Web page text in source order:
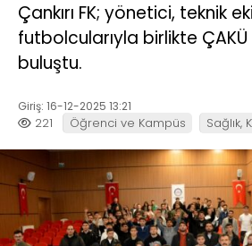
Çankırı FK; yönetici, teknik
futbolcularıyla birlikte
buluştu.
Giriş: 16-12-2025 13:21
221 Öğrenci ve Kampüs Sağlık,